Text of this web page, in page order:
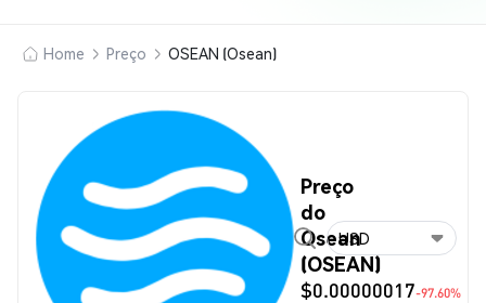
Home Preço OSEAN (Osean)
Preço
do
Osean
(OSEAN)
$0.00000017-97.60%
USD